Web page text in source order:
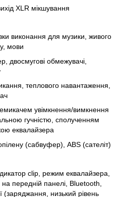
XLR мікшування
виконання для музики, живого
мови
двосмугові обмежувачі,
теплового навантаження,
увімкнення/вимкнення
гучністю, сполученням
еквалайзера
(сабвуфер), ABS (сателіт)
clip, режим еквалайзера,
на передній панелі, Bluetooth,
(заряджання, низький рівень